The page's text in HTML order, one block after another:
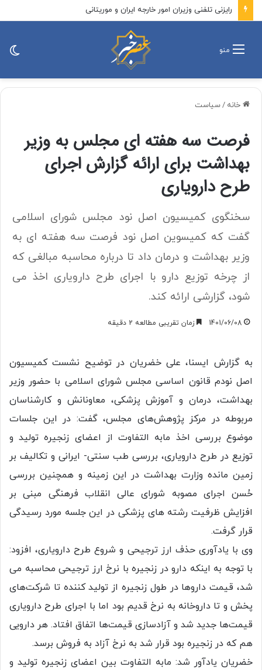
رایزنی تلفنی وزیران امور خارجه ایران و موریتانی
منو
خانه /سیاست
فرصت سه هفته ای مجلس به وزیر
بهداشت برای ارائه گزارش اجرای
طرح دارویاری
سخنگوی کمیسیون اصل نود مجلس شورای اسلامی
گفت که کمیسوین اصل نود فرصت سه هفته ای به
وزیر بهداشت و درمان داد تا درباره محاسبه مبالغی که
از چرخه توزیع دارو با اجرای طرح دارویاری اخذ می
شود، گزارشی ارائه کند.
1401/06/08 زمان تقریبی مطالعه 2 دقیقه
به گزارش ایسنا، علی خضریان در توضیح نشست کمیسیون
اصل نودم قانون اساسی مجلس شورای اسلامی با حضور وزیر
بهداشت، درمان و آموزش پزشکی، معاونانش و کارشناسان
مربوطه در مرکز پژوهش‌های مجلس، گفت: در این جلسات
موضوع بررسی اخذ مابه التفاوت از اعضای زنجیره تولید و
توزیع در طرح دارویاری، بررسی طب سنتی- ایرانی و تکالیف بر
زمین مانده وزارت بهداشت در این زمینه و همچنین بررسی
حُسن اجرای مصوبه شورای عالی انقلاب فرهنگی مبنی بر
افزایش ظرفیت رشته های پزشکی در این جلسه مورد رسیدگی
قرار گرفت.
وی با یادآوری حذف ارز ترجیحی و شروع طرح دارویاری، افزود:
با توجه به اینکه دارو در زنجیره با نرخ ارز ترجیحی محاسبه می
شد، قیمت داروها در طول زنجیره از تولید کننده تا شرکت‌های
پخش و تا داروخانه به نرخ قدیم بود اما با اجرای طرح دارویاری
قیمت‌ها جدید شد و آزادسازی قیمت‌ها اتفاق افتاد. هر دارویی
هم که در زنجیره بود قرار شد به نرخ آزاد به فروش برسد.
خضریان یادآور شد: مابه التفاوت بین اعضای زنجیره تولید و